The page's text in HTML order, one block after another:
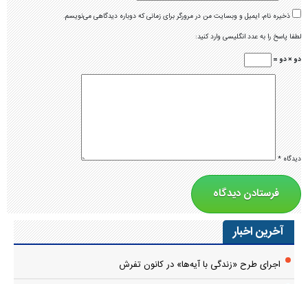
ذخیره نام، ایمیل و وبسایت من در مرورگر برای زمانی که دوباره دیدگاهی می‌نویسم.
لطفا پاسخ را به عدد انگلیسی وارد کنید:
دو × دو =
دیدگاه*
آخرین اخبار
اجرای طرح «زندگی با آیه‌ها» در کانون تفرش